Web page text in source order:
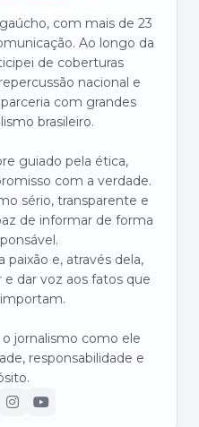
com mais de 23
Ao longo da
de coberturas
nacional e
com grandes
brasileiro.
guiado pela ética,
com a verdade.
sério, transparente e
de informar de forma
e, através dela,
dar voz aos fatos que
jornalismo como ele
responsabilidade e